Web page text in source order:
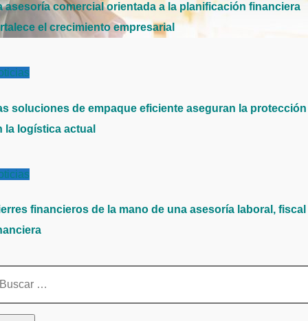
asesoría comercial orientada a la planificación financiera
el crecimiento empresarial
soluciones de empaque eficiente aseguran la protección
la logística actual
financieros de la mano de una asesoría laboral, fiscal